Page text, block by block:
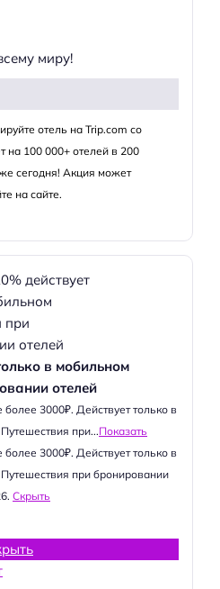
миру!
отель на Trip.com со
на 100 000+ отелей в 200
сегодня! Акция может
на сайте.
в мобильном
отелей
3000₽. Действует только в
при...Показать
3000₽. Действует только в
при бронировании
Скрыть